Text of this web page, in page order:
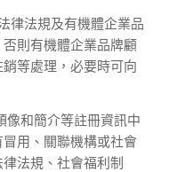
律法規及有機體企業品
則有機體企業品牌顧
等處理，必要時可向
像和簡介等註冊資訊中
用、關聯機構或社會
法規、社會福利制